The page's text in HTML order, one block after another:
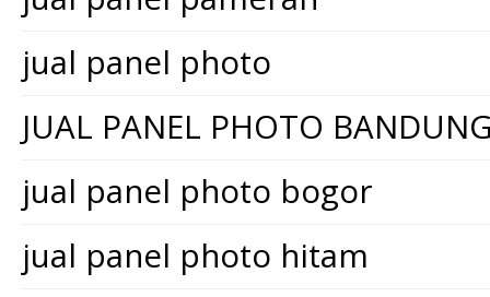
jual panel photo
JUAL PANEL PHOTO
jual panel photo bogor
jual panel photo hitam